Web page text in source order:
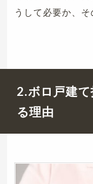
うして必要か、そ
2.ボロ戸建
る理由